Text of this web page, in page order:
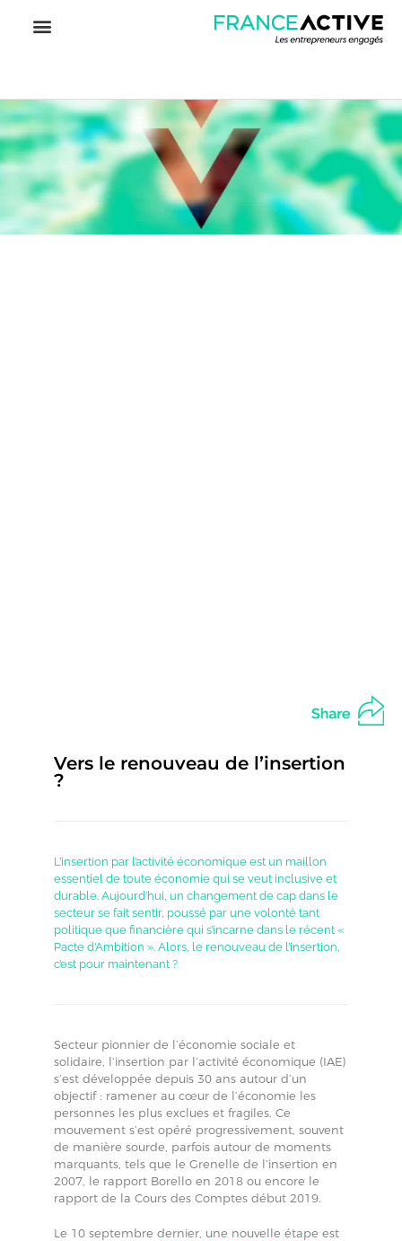
Vers le renouveau de l’insertion
?
L’insertion par l’activité économique est un maillon
essentiel de toute économie qui se veut inclusive et
durable. Aujourd’hui, un changement de cap dans le
secteur se fait sentir, poussé par une volonté tant
politique que financière qui s’incarne dans le récent «
Pacte d’Ambition ». Alors, le renouveau de l’insertion,
c’est pour maintenant ?
Secteur pionnier de l’économie sociale et
solidaire, l’insertion par l’activité économique (IAE)
s’est développée depuis 30 ans autour d’un
objectif : ramener au cœur de l’économie les
personnes les plus exclues et fragiles. Ce
mouvement s’est opéré progressivement, souvent
de manière sourde, parfois autour de moments
marquants, tels que le Grenelle de l’insertion en
2007, le rapport Borello en 2018 ou encore le
rapport de la Cours des Comptes début 2019.
Le 10 septembre dernier, une nouvelle étape est